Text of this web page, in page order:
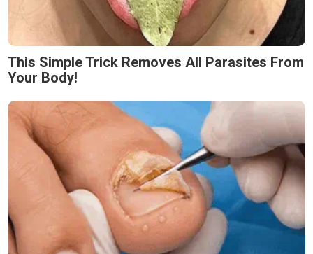
This Simple Trick Removes All Parasites From
Your Body!